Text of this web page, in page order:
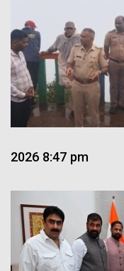
2026 8:47 pm